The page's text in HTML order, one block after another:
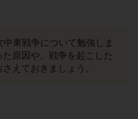
中東戦争について勉強しま
た原因や、戦争を起こした
えておきましょう。